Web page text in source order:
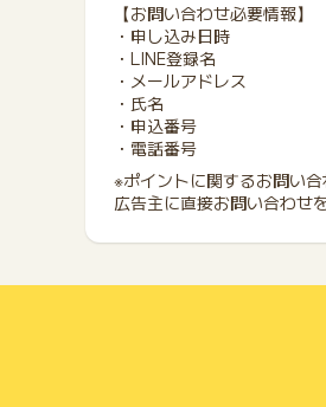
【お問い合わせ必要情報】
・申し込み日時
・LINE登録名
・メールアドレス
・氏名
・申込番号
・電話番号
※ポイントに関するお問い合
広告主に直接お問い合わせ